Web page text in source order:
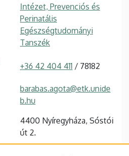
Intézet, Prevenciós és
Perinatális
Egészségtudományi
Tanszék
+36 42 404 411 / 78182
barabas.agota@etk.unide
b.hu
4400 Nyíregyháza, Sóstói
út 2.